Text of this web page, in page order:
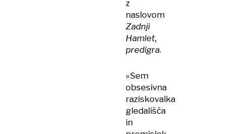
z
naslovom
Zadnji
Hamlet,
predigra.
»Sem
obsesivna
raziskovalka
gledališča
in